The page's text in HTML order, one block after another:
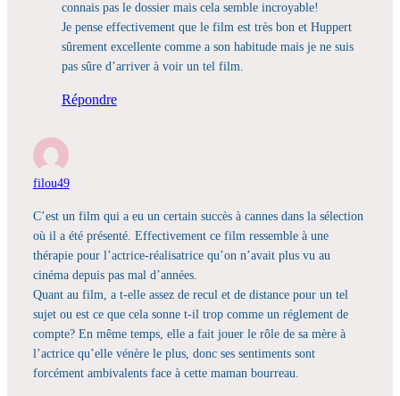
connais pas le dossier mais cela semble incroyable!
Je pense effectivement que le film est très bon et Huppert
sûrement excellente comme a son habitude mais je ne suis
pas sûre d’arriver à voir un tel film.
Répondre
filou49
C’est un film qui a eu un certain succès à cannes dans la sélection
où il a été présenté. Effectivement ce film ressemble à une
thérapie pour l’actrice-réalisatrice qu’on n’avait plus vu au
cinéma depuis pas mal d’années.
Quant au film, a t-elle assez de recul et de distance pour un tel
sujet ou est ce que cela sonne t-il trop comme un réglement de
compte? En même temps, elle a fait jouer le rôle de sa mère à
l’actrice qu’elle vénère le plus, donc ses sentiments sont
forcément ambivalents face à cette maman bourreau.